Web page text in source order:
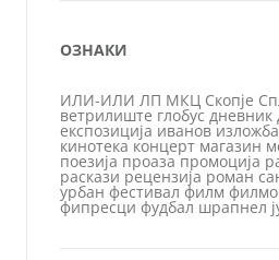
ОЗНАКИ
ИЛИ-ИЛИ ЛП МКЦ Скопје
ветрилиште глобус дневник
експозиција иванов изложба
кинотека концерт магазин
поезија проаза промоција
раскази рецензија роман
урбан фестивал филм
фипресци фудбал шрапнел